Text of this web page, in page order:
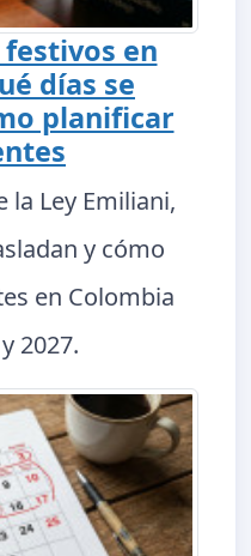
en
días se
planificar
la Ley Emiliani,
y cómo
en Colombia
2027.